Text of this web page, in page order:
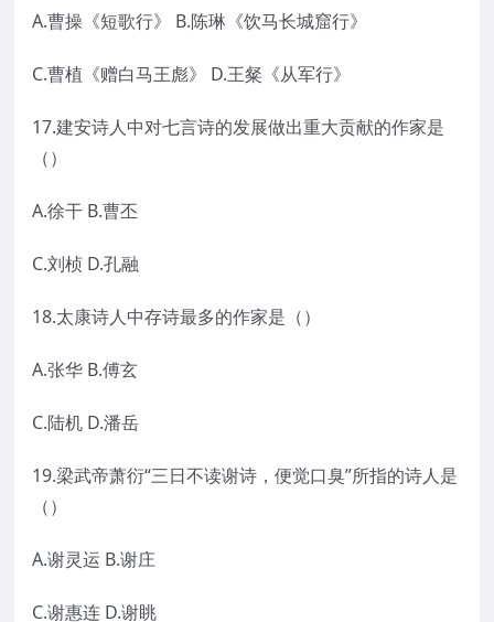
A.曹操《短歌行》 B.陈琳《饮马长城窟行》
C.曹植《赠白马王彪》 D.王粲《从军行》
17.建安诗人中对七言诗的发展做出重大贡献的作家是
（）
A.徐干 B.曹丕
C.刘桢 D.孔融
18.太康诗人中存诗最多的作家是（）
A.张华 B.傅玄
C.陆机 D.潘岳
19.梁武帝萧衍“三日不读谢诗，便觉口臭”所指的诗人是
（）
A.谢灵运 B.谢庄
C.谢惠连 D.谢眺